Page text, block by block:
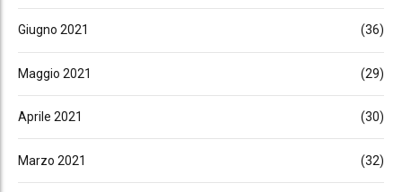
Giugno 2021 (36)
Maggio 2021 (29)
Aprile 2021 (30)
Marzo 2021 (32)